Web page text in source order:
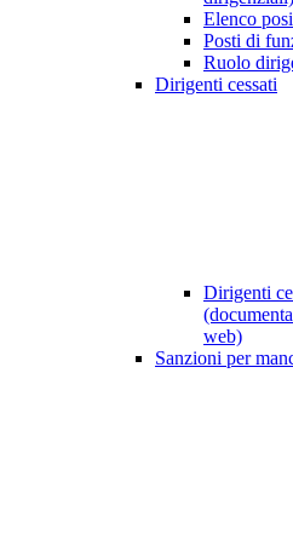
Elenco
Posti di
Ruolo
Dirigenti cessati
Dirigenti
web)
Sanzioni per